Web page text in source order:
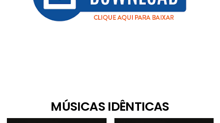
MÚSICAS IDÊNTICAS